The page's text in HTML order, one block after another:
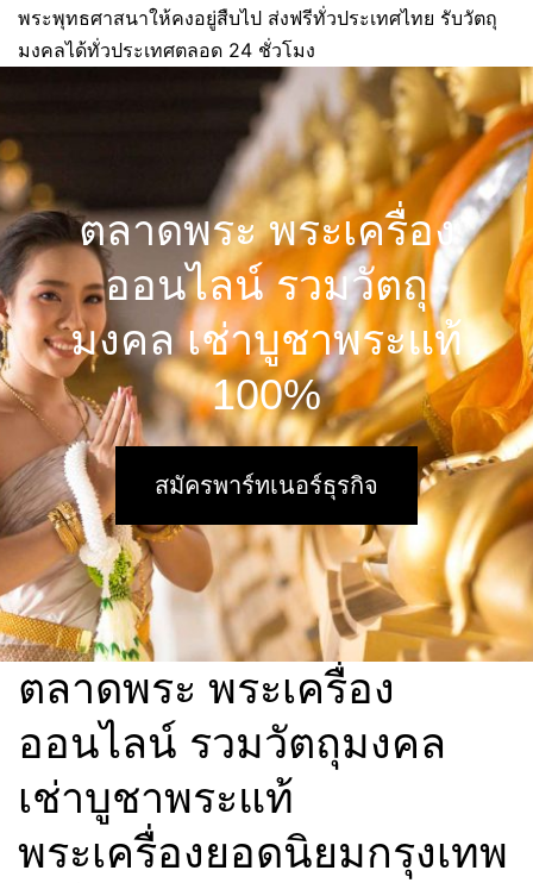
พระพุทธศาสนาให้คงอยู่สืบไป ส่งฟรีทั่วประเทศไทย รับวัตถุ
มงคลได้ทั่วประเทศตลอด 24 ชั่วโมง
ตลาดพระ พระเครื่อง
ออนไลน์ รวมวัตถุ
มงคล เช่าบูชาพระแท้
100%
สมัครพาร์ทเนอร์ธุรกิจ
ตลาดพระ พระเครื่อง
ออนไลน์ รวมวัตถุมงคล
เช่าบูชาพระแท้
พระเครื่องยอดนิยมกรุงเทพ